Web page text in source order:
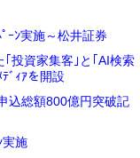
ｰﾝ実施～松井証券
｢投資家集客｣と｢AI検索
ﾞｨｱを開設
込総額800億円突破記
実施